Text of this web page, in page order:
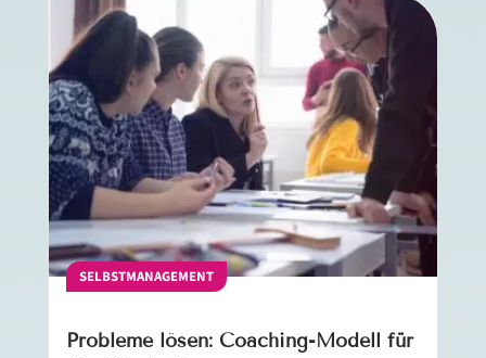
SELBSTMANAGEMENT
Probleme lösen: Coaching-Modell für